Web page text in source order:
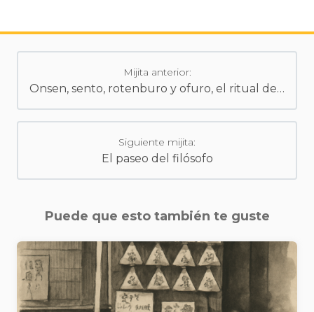
Mijita anterior:
Onsen, sento, rotenburo y ofuro, el ritual del baño en Japón
Siguiente mijita:
El paseo del filósofo
Puede que esto también te guste